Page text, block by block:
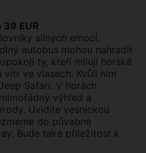
39 EUR
silných emocí.
autobus mohou nahradit
ty, kteří milují horské
vítr ve vlasech. Kvůli nim
Safari. V horách
výhled a
Uvidíte vesnickou
do půvabné
Bude také příležitost k